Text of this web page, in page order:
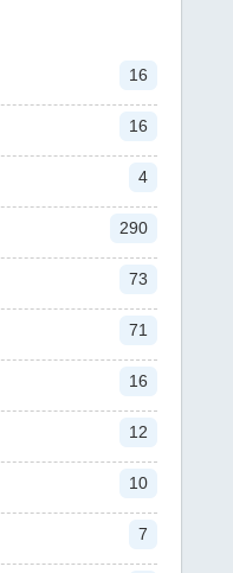
16
16
4
290
73
71
16
12
10
7